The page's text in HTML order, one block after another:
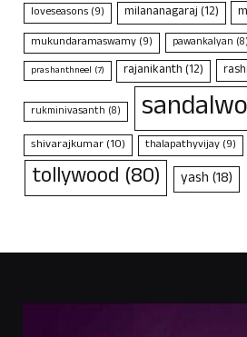
loveseasons (9) milananagaraj(12)
mukundaramaswamy (9) pawankalyan (8)
prashanthneel (7) rajanikanth(12)
rukminivasanth (8)
shivarajkumar(10) thalapathyvijay(9)
tollywood (80) yash(18)